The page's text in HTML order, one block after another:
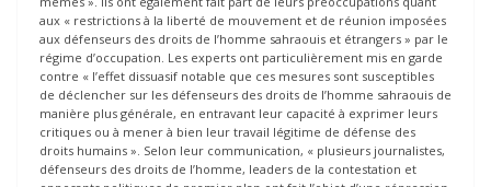
aux « restrictions à la liberté de mouvement et de réunion imposées
aux défenseurs des droits de l’homme sahraouis et étrangers » par le
régime d’occupation. Les experts ont particulièrement mis en garde
contre « l’effet dissuasif notable que ces mesures sont susceptibles
de déclencher sur les défenseurs des droits de l’homme sahraouis de
manière plus générale, en entravant leur capacité à exprimer leurs
critiques ou à mener à bien leur travail légitime de défense des
droits humains ». Selon leur communication, « plusieurs journalistes,
défenseurs des droits de l’homme, leaders de la contestation et